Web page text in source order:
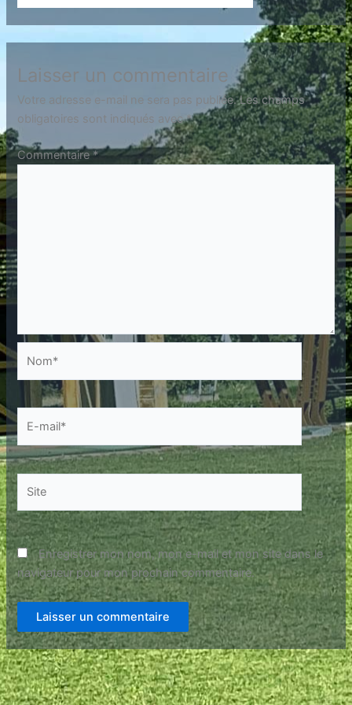
Laisser un commentaire
Votre adresse e-mail ne sera pas publiée. Les champs
obligatoires sont indiqués avec*
Commentaire*
Nom*
E-
mail*
Enregistrer mon nom, mon e-mail et mon site dans le
navigateur pour mon prochain commentaire.